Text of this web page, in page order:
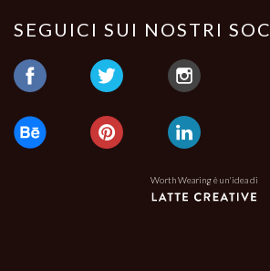
SEGUICI SUI NOSTRI
Worth Wearing è un'idea di